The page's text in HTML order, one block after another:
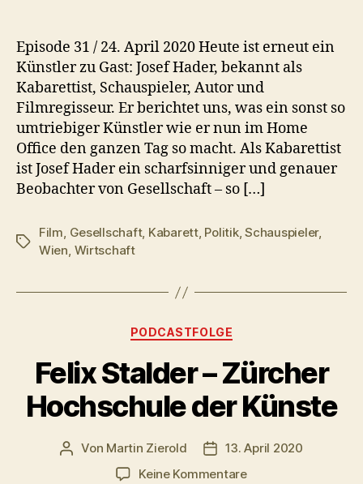
Episode 31 / 24. April 2020 Heute ist erneut ein
Künstler zu Gast: Josef Hader, bekannt als
Kabarettist, Schauspieler, Autor und
Filmregisseur. Er berichtet uns, was ein sonst so
umtriebiger Künstler wie er nun im Home
Office den ganzen Tag so macht. Als Kabarettist
ist Josef Hader ein scharfsinniger und genauer
Beobachter von Gesellschaft – so […]
Schlagwörter
Film, Gesellschaft, Kabarett, Politik,Schauspieler,
Wien, Wirtschaft
Kategorien
PODCASTFOLGE
Felix Stalder – Zürcher
Hochschule der Künste
Beitragsautor
Von Martin Zierold Veröffentlichungsdatum
13. April 2020
Keine Kommentarezu